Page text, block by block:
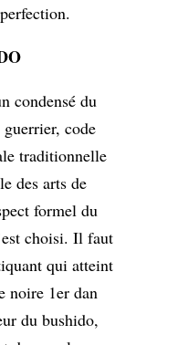
condensé du
code
traditionnelle
des arts de
formel du
choisi. Il faut
qui atteint
noire 1er dan
du bushido,